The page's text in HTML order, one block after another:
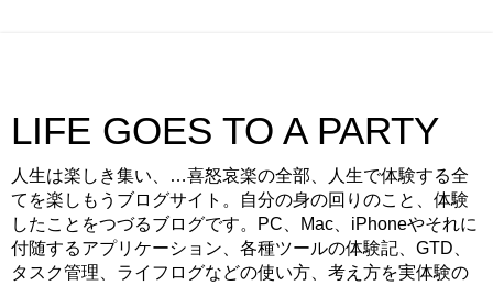
LIFE GOES TO A PARTY
人生は楽しき集い、…喜怒哀楽の全部、人生で体験する全
てを楽しもうブログサイト。自分の身の回りのこと、体験
したことをつづるブログです。PC、Mac、iPhoneやそれに
付随するアプリケーション、各種ツールの体験記、GTD、
タスク管理、ライフログなどの使い方、考え方を実体験の